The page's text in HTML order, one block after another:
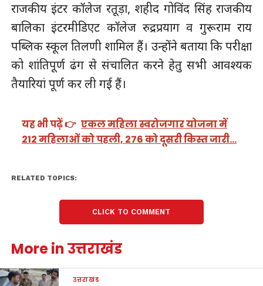
राजकीय इंटर काॅलेज रतूड़ा, शहीद गोविंद सिंह राजकीय
बालिका इंटरमीडिएट काॅलेज रुद्रप्रयाग व गुरूराम राय
पब्लिक स्कूल तिलणी शामिल हैं। उन्होंने बताया कि परीक्षा
को शांतिपूर्ण ढंग से संचालित करने हेतु सभी आवश्यक
तैयारियां पूर्ण कर ली गई हैं।
यह भी पढ़ें 👉 एकल महिला स्वरोजगार योजना में
212 महिलाओं को पहली, 276 को दूसरी किस्त जारी…
RELATED TOPICS:
CLICK TO COMMENT
More in उत्तराखंड
उत्तराखंड